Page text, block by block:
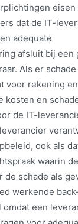
dat de IT-
adequate
afsluit bij een
Als er
voor rekening
kosten en
de IT-
ook als
waarin
de schade als
werkende
een